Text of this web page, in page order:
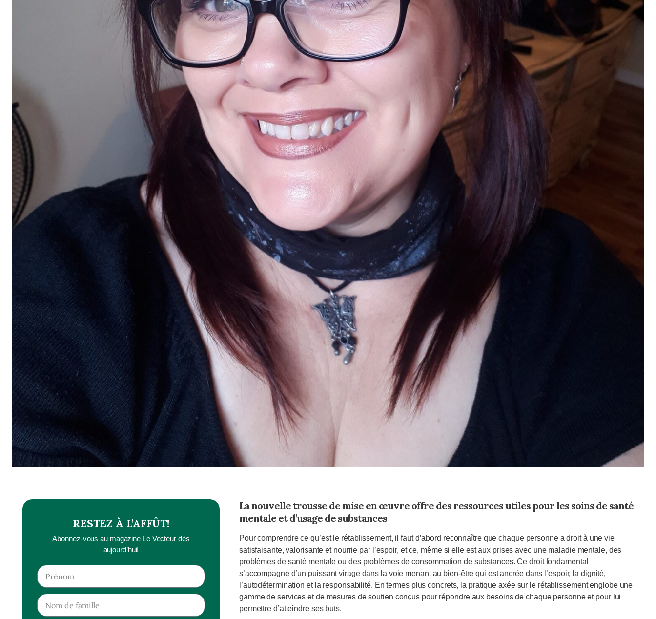
RESTEZ À L’AFFÛT!
Abonnez-vous au magazine Le Vecteur dès
aujourd’hui!
La nouvelle trousse de mise en œuvre offre des ressources utiles pour les soins de santé
mentale et d’usage de substances
Pour comprendre ce qu’est le rétablissement, il faut d’abord reconnaître que chaque personne a droit à une vie
satisfaisante, valorisante et nourrie par l’espoir, et ce, même si elle est aux prises avec une maladie mentale, des
problèmes de santé mentale ou des problèmes de consommation de substances. Ce droit fondamental
s’accompagne d’un puissant virage dans la voie menant au bien-être qui est ancrée dans l’espoir, la dignité,
l’autodétermination et la responsabilité. En termes plus concrets, la pratique axée sur le rétablissement englobe une
gamme de services et de mesures de soutien conçus pour répondre aux besoins de chaque personne et pour lui
permettre d’atteindre ses buts.